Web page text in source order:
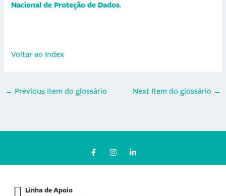
Nacional de Proteção de Dados.
Voltar ao Index
← Previous Item do glossário Next Item do glossário →
F
a
c
I
n
s
i
n
Linha de Apoio